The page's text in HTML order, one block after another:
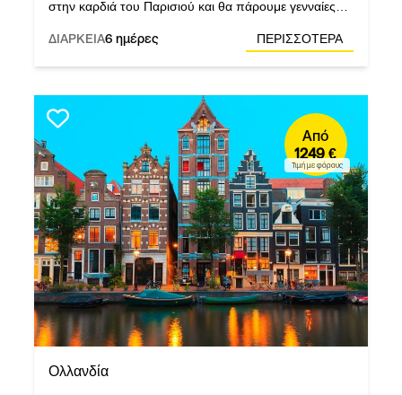
στην καρδιά του Παρισιού και θα πάρουμε γενναίες
εξαιρετικά ξενοδοχεία 4*.
ΔΙΑΡΚΕΙΑ6 ημέρες ΠΕΡΙΣΣΟΤΕΡΑ
Από
1249 €
Τιμή με φόρους
Ολλανδία